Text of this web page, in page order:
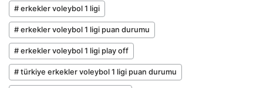
# erkekler voleybol 1 ligi
# erkekler voleybol 1 ligi puan durumu
# erkekler voleybol 1 ligi play off
# türkiye erkekler voleybol 1 ligi puan durumu